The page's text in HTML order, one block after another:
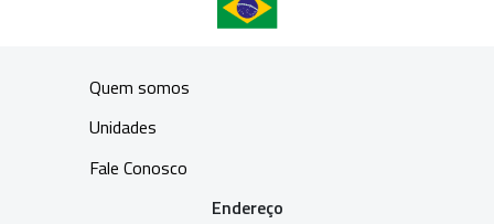
Quem somos
Unidades
Fale Conosco
Endereço